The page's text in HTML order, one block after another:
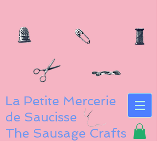
La Petite Mercerie
de Saucisse
The Sausage Crafts